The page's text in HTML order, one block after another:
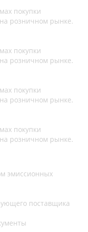
покупки
розничном рынке.
покупки
розничном рынке.
покупки
розничном рынке.
покупки
розничном рынке.
эмиссионных
поставщика